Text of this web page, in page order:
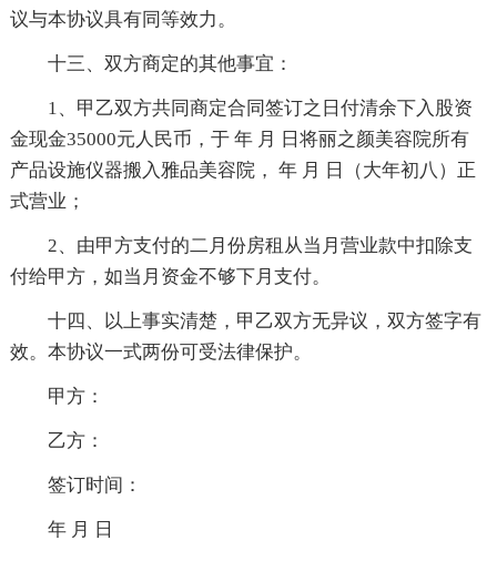
议与本协议具有同等效力。
十三、双方商定的其他事宜：
1、甲乙双方共同商定合同签订之日付清余下入股资
金现金35000元人民币，于 年 月 日将丽之颜美容院所有
产品设施仪器搬入雅品美容院， 年 月 日（大年初八）正
式营业；
2、由甲方支付的二月份房租从当月营业款中扣除支
付给甲方，如当月资金不够下月支付。
十四、以上事实清楚，甲乙双方无异议，双方签字有
效。本协议一式两份可受法律保护。
甲方：
乙方：
签订时间：
年 月 日